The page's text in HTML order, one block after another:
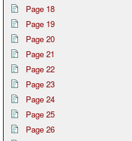
Page 18
Page 19
Page 20
Page 21
Page 22
Page 23
Page 24
Page 25
Page 26